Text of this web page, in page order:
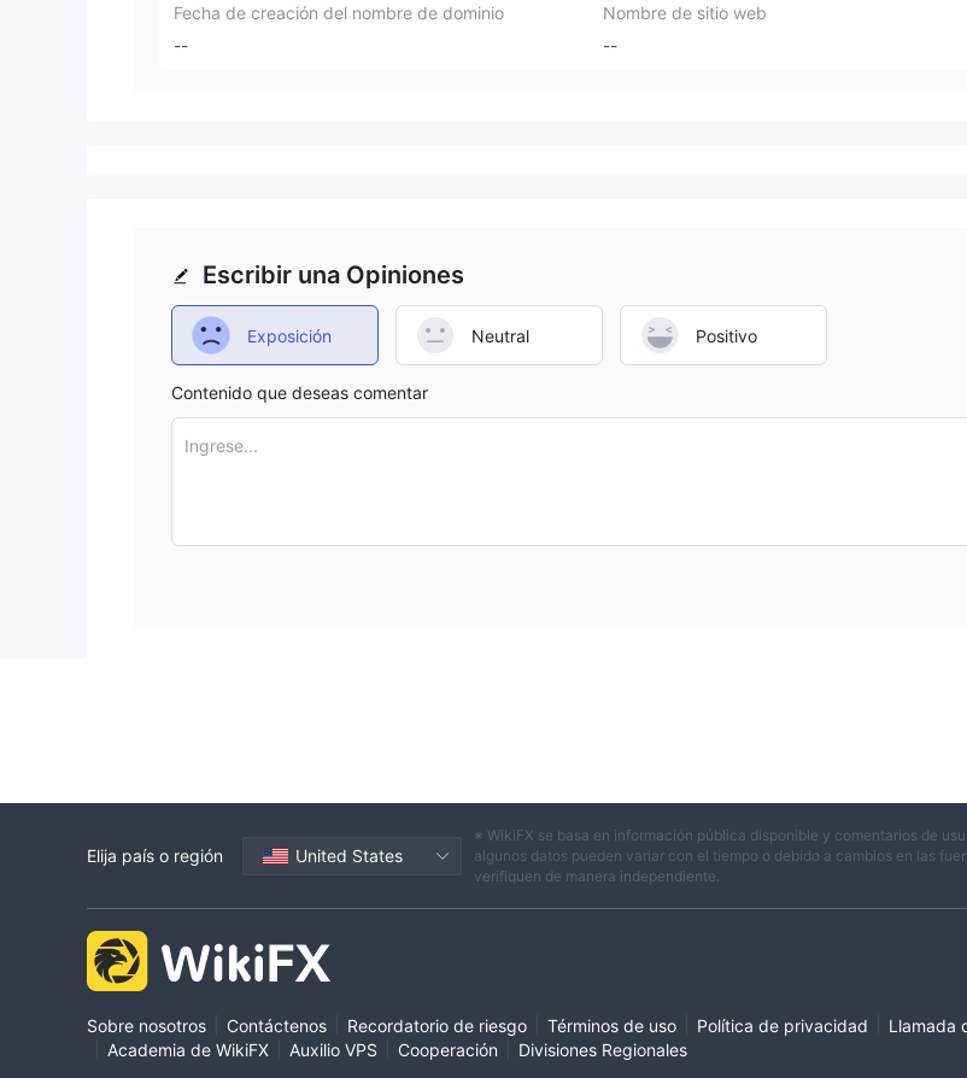
Fecha de creación del nombre de dominio
--
Nombre de sitio web
--
Escribir una Opiniones
Exposición Neutral Positivo
Contenido que deseas comentar
Ingrese...
Elija país o región United States
※ WikiFX se basa en información pública disponible y comentarios de
algunos datos pueden variar con el tiempo o debido a cambios en las
verifiquen de manera independiente.
Sobre nosotros Contáctenos Recordatorio de riesgo Términos de uso Política de privacidad Llamada
Academia de WikiFX Auxilio VPS Cooperación Divisiones Regionales